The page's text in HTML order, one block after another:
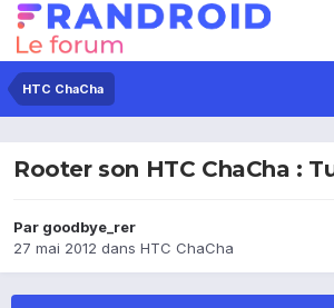
HTC ChaCha
Rooter son HTC ChaCha :
Par goodbye_rer
27 mai 2012 dans HTC ChaCha